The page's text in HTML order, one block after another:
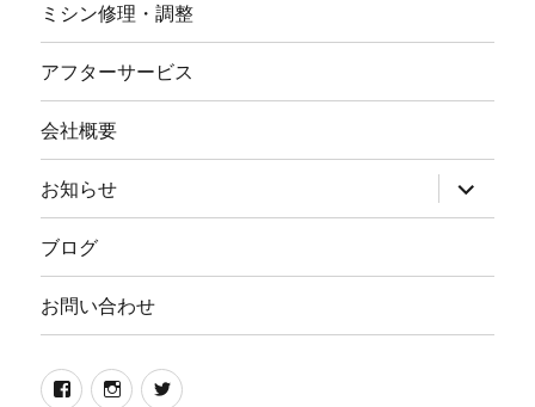
ミシン修理・調整
アフターサービス
会社概要
お知らせ
サ
ブ
メ
ー
開
ブログ
お問い合わせ
Facebook
イ twitter